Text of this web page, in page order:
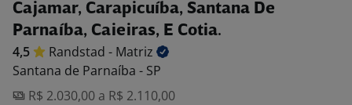
Cajamar, Carapicuíba, Santana De
Parnaíba, Caieiras, E Cotia.
4,5 Randstad - Matriz
Santana de Parnaíba - SP
R$ 2.030,00 a R$ 2.110,00